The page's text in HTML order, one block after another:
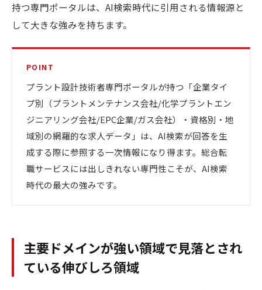
持つ専門ポータルは、AI検索時代に引用される情報源と
して大きな強みを持ちます。
POINT
プラント設計技術者専門ポータルが持つ「企業タイ
プ別（プラントメンテナンス会社/化学プラントエン
ジニアリング会社/EPC企業/ガス会社）・資格別・地
域別の網羅的な求人データ」は、AI検索が回答を生
成する際に参照する一次情報になり得ます。総合転
職サービスには出しきれない専門性こそが、AI検索
時代の最大の強みです。
主要ドメインが強い領域で見落とされ
ている伸びしろ領域